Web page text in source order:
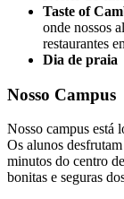
Taste of
onde nossos
restaurantes
Dia de praia
Nosso Campus
Nosso campus
Os alunos
minutos do centro
bonitas e seguras